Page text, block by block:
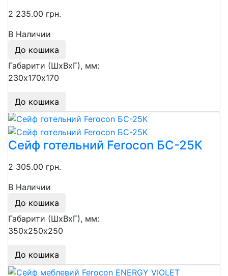
2 235.00 грн.
В Наличии
До кошика
Габарити (ШхВхГ), мм:
230х170х170
До кошика
Сейф готельний Ferocon БС-25К
2 305.00 грн.
В Наличии
До кошика
Габарити (ШхВхГ), мм:
350х250х250
До кошика